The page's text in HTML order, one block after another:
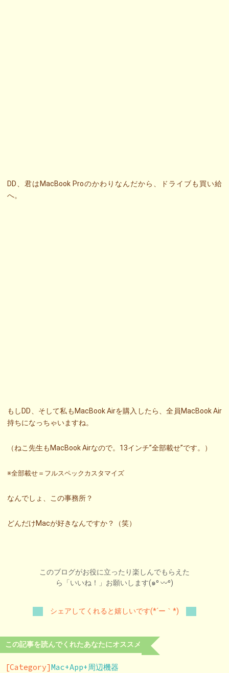
DD、君はMacBook Proのかわりなんだから、ドライブも買い給
へ。
もしDD、そして私もMacBook Airを購入したら、全員MacBook Air
持ちになっちゃいますね。
（ねこ先生もMacBook Airなので。13インチ”全部載せ”です。）
※全部載せ＝フルスペックカスタマイズ
なんでしょ、この事務所？
どんだけMacが好きなんですか？（笑）
このブログがお役に立ったり楽しんでもらえた
ら「いいね！」お願いします(๑⁰ 〰⁰)
シェアしてくれると嬉しいです(*´ー｀*)
この記事を読んでくれたあなたにオススメ
[Category]Mac+App+周辺機器